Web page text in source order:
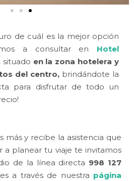
de cuál es la mejor opción
a consultar en Hotel
situado en la zona hotelera y
del centro, brindándote la
para disfrutar de todo un
más y recibe la asistencia que
a planear tu viaje te invitamos
de la línea directa 998 127
a través de nuestra página